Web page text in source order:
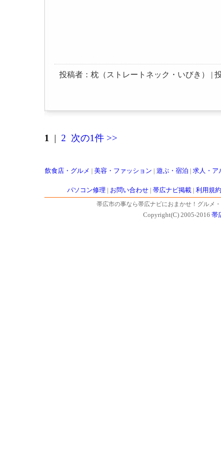
投稿者：枕（ストレートネック・いびき） |
1 | 2 次の1件 >>
飲食店・グルメ 美容・ファッション 遊ぶ・宿泊 求人・ア
パソコン修理 お問い合わせ| 帯広ナビ掲載| 利用規約
帯広市の事なら帯広ナビにおまかせ！グルメ
Copyright(C) 2005-2016 帯